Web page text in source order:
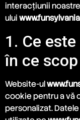
interacțiunii
ului
1. Ce
în ce
Website-ul
cookie pentru a vă
personalizat.